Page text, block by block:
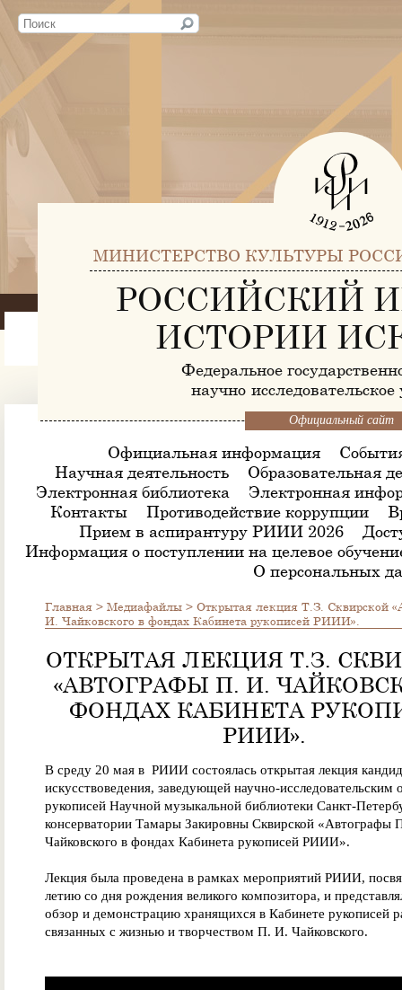
МИНИСТЕРСТВО КУЛЬТУРЫ
РОССИЙСКИЙ
ИСТОРИИ
Федеральное
научно-
Официальный сайт
Официальная информация
Научная деятельность
Образовательная
Электронная библиотека
Электронная
Контакты
Противодействие коррупции
Прием в аспирантуру РИИИ 2026
Информация о поступлении на целевое
О персональных
Главная > Медиафайлы > Открытая лекция Т.З. Сквирской
И. Чайковского в фондах Кабинета рукописей РИИИ».
ОТКРЫТАЯ ЛЕКЦИЯ Т.З.
«АВТОГРАФЫ П. И.
ФОНДАХ КАБИНЕТА
РИИИ».
В среду 20 мая в РИИИ состоялась открытая лекция
искусствоведения, заведующей научно-исследовательским
рукописей Научной музыкальной библиотеки Санкт-
консерватории Тамары Закировны Сквирской «Автографы
Чайковского в фондах Кабинета рукописей РИИИ».
Лекция была проведена в рамках мероприятий РИИИ,
летию со дня рождения великого композитора, и
обзор и демонстрацию хранящихся в Кабинете рукописей
связанных с жизнью и творчеством П. И. Чайковского.